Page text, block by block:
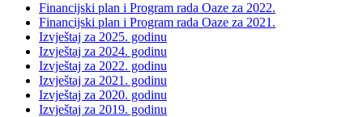
Financijski plan i Program rada Oaze za 2022.
Financijski plan i Program rada Oaze za 2021.
Izvještaj za 2025. godinu
Izvještaj za 2024. godinu
Izvještaj za 2022. godinu
Izvještaj za 2021. godinu
Izvještaj za 2020. godinu
Izvještaj za 2019. godinu